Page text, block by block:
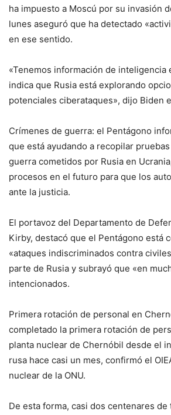
ha impuesto a Moscú por su invasión
lunes aseguró que ha detectado
en ese sentido.
«Tenemos información de inteligencia
indica que Rusia está explorando
potenciales ciberataques», dijo Biden
Crímenes de guerra: el Pentágono
que está ayudando a recopilar
guerra cometidos por Rusia en
procesos en el futuro para que los
ante la justicia.
El portavoz del Departamento de
Kirby, destacó que el Pentágono está
«ataques indiscriminados contra
parte de Rusia y subrayó que «en
intencionados.
Primera rotación de personal en
completado la primera rotación de
planta nuclear de Chernóbil desde el
rusa hace casi un mes, confirmó el
nuclear de la ONU.
De esta forma, casi dos centenares